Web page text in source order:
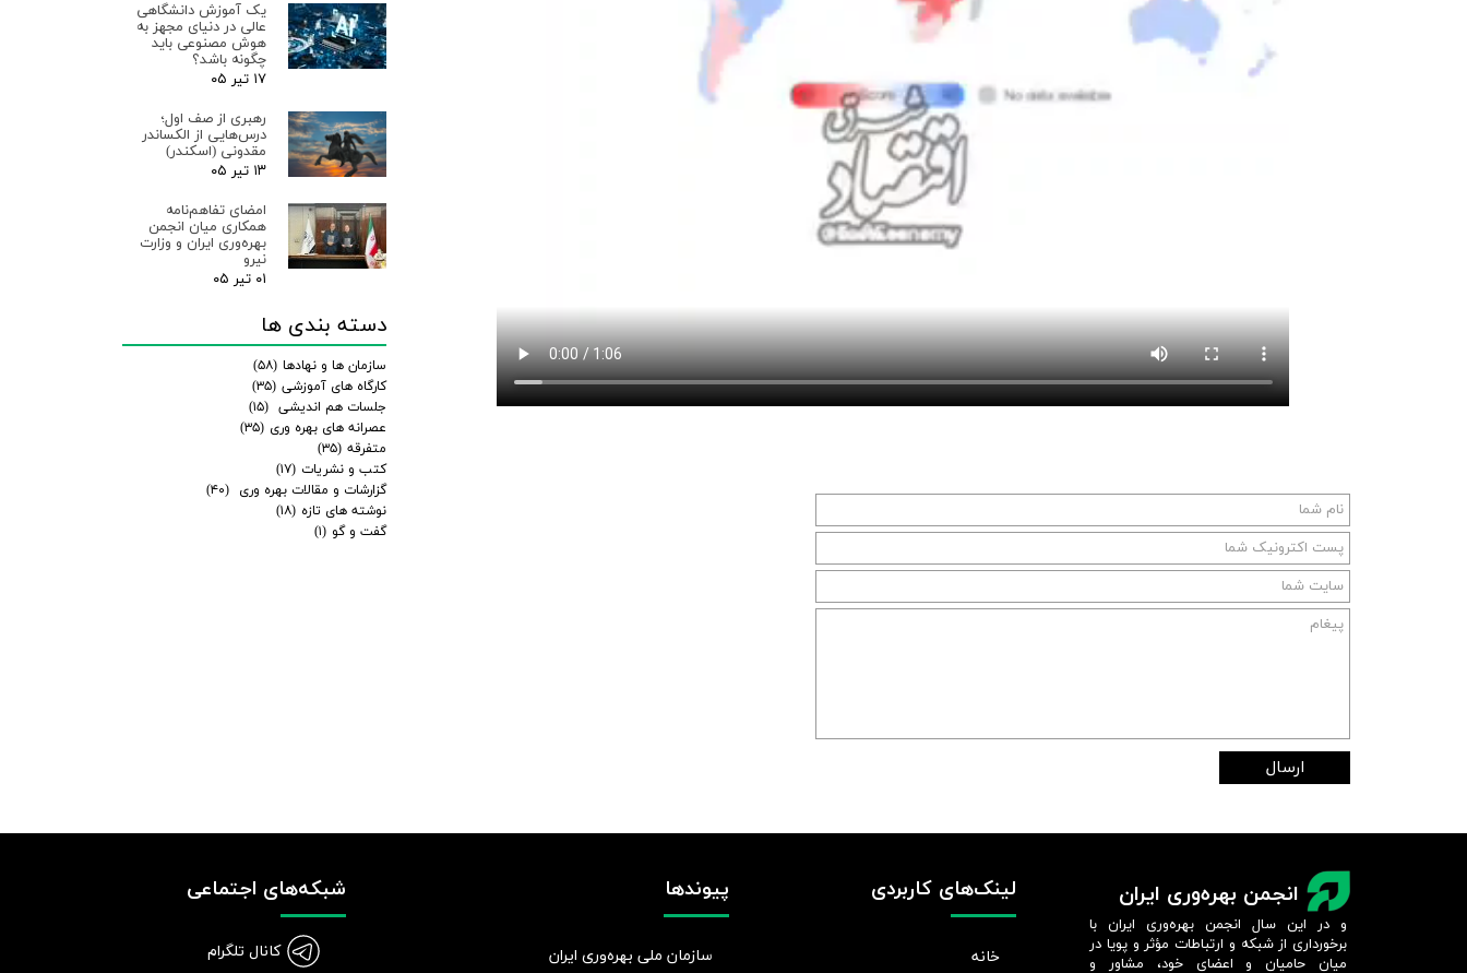
ارسال
یک آموزش دانشگاهی
عالی در دنیای مجهز به
هوش مصنوعی باید
چگونه باشد؟
۱۷ تیر ۰۵
رهبری از صف اول؛
درس‌هایی از الکساندر
مقدونی (اسکندر)
۱۳ تیر ۰۵
امضای تفاهم‌نامه
همکاری میان انجمن
بهره‌وری ایران و وزارت
نیرو
۰۱ تیر ۰۵
دسته بندی ها
سازمان ها و نهادها (۵۸)
کارگاه های آموزشی (۳۵)
جلسات هم اندیشی (۱۵)
عصرانه های بهره وری (۳۵)
متفرقه (۳۵)
کتب و نشریات (۱۷)
گزارشات و مقالات بهره وری
(۴۰)
نوشته های تازه (۱۸)
گفت و گو (۱)
انجمن بهره‌وری ایران لینک‌های کاربردی
خانه
پیوندها
سازمان ملی بهره‌وری ایران
شبکه‌های اجتماعی
کانال تلگرام
و در این سال انجمن بهره‌وری ایران با
برخورداری از شبکه و ارتباطات مؤثر و پویا در
میان حامیان و اعضای خود، مشاور و